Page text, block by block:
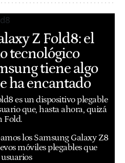
Z Fold8: el
tecnológico
tiene algo
ha encantado
es un dispositivo plegable
que, hasta ahora, quizá
Fold.
los Samsung Galaxy Z8
móviles plegables que